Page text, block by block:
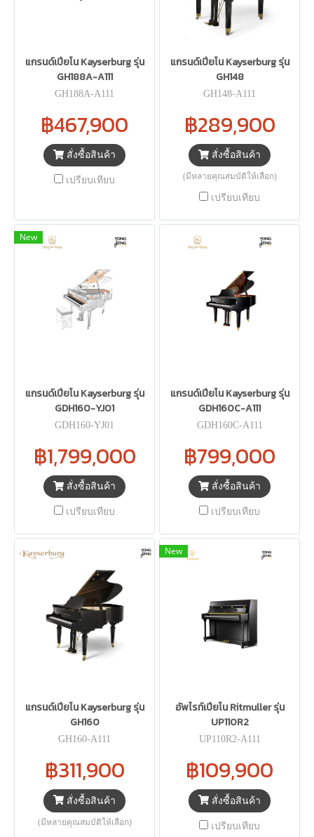
แกรนด์เปียโน Kayserburg รุ่น
GH188A-A111
GH188A-A111
฿467,900
สั่งซื้อสินค้า
เปรียบเทียบ
แกรนด์เปียโน Kayserburg รุ่น
GH148
GH148-A111
฿289,900
สั่งซื้อสินค้า
(มีหลายคุณสมบัติให้เลือก)
เปรียบเทียบ
New
แกรนด์เปียโน Kayserburg รุ่น
GDH160-YJ01
GDH160-YJ01
฿1,799,000
สั่งซื้อสินค้า
เปรียบเทียบ
แกรนด์เปียโน Kayserburg รุ่น
GDH160C-A111
GDH160C-A111
฿799,000
สั่งซื้อสินค้า
เปรียบเทียบ
แกรนด์เปียโน Kayserburg รุ่น
GH160
GH160-A111
฿311,900
สั่งซื้อสินค้า
(มีหลายคุณสมบัติให้เลือก)
New
อัพไรท์เปียโน Ritmuller รุ่น
UP110R2
UP110R2-A111
฿109,900
สั่งซื้อสินค้า
เปรียบเทียบ